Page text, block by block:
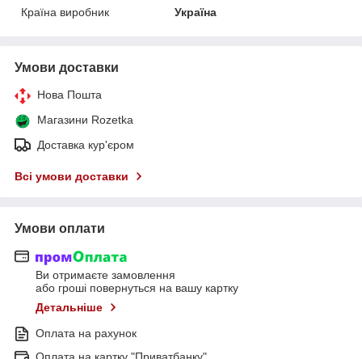
Країна виробник
Україна
Умови доставки
Нова Пошта
Магазини Rozetka
Доставка кур'єром
Всі умови доставки
Умови оплати
Ви отримаєте замовлення
або гроші повернуться на вашу картку
Детальніше
Оплата на рахунок